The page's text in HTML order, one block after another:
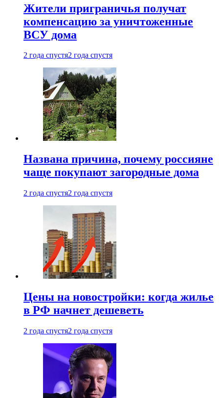
Жители приграничья получат
компенсацию за уничтоженные
ВСУ дома
2 года спустя2 года спустя
Названа причина, почему россияне
чаще покупают загородные дома
2 года спустя2 года спустя
Цены на новостройки: когда жилье
в РФ начнет дешеветь
2 года спустя2 года спустя